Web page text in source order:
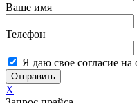
Ваше имя
Телефон
Я даю свое согласие
Отправить
X